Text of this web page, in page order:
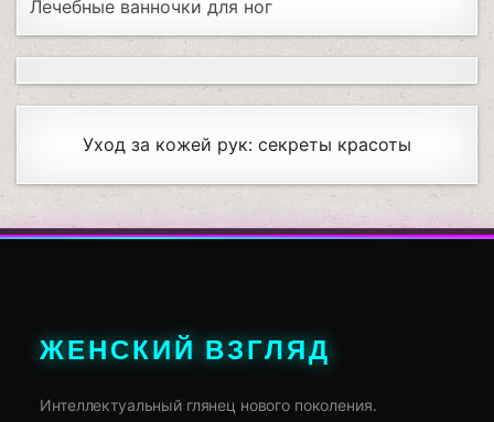
Лечебные ванночки для ног
Уход за кожей рук: секреты красоты
ЖЕНСКИЙ ВЗГЛЯД
Интеллектуальный глянец нового поколения.